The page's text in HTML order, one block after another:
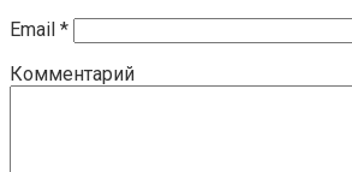
Email *
Комментарий